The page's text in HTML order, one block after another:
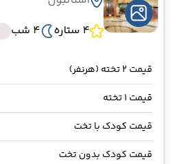
4 ستاره
4 شب
قیمت 2 تخته (هرنفر)
قیمت 1 تخته
قیمت کودک با تخت
قیمت کودک بدون تخت